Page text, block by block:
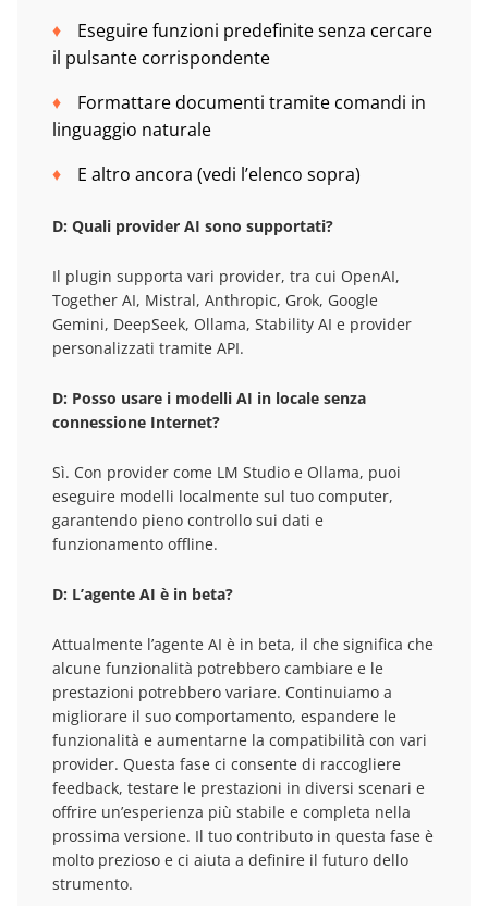
Eseguire funzioni predefinite senza cercare
il pulsante corrispondente
Formattare documenti tramite comandi in
linguaggio naturale
E altro ancora (vedi l’elenco sopra)
D: Quali provider AI sono supportati?
Il plugin supporta vari provider, tra cui OpenAI,
Together AI, Mistral, Anthropic, Grok, Google
Gemini, DeepSeek, Ollama, Stability AI e provider
personalizzati tramite API.
D: Posso usare i modelli AI in locale senza
connessione Internet?
Sì. Con provider come LM Studio e Ollama, puoi
eseguire modelli localmente sul tuo computer,
garantendo pieno controllo sui dati e
funzionamento offline.
D: L’agente AI è in beta?
Attualmente l’agente AI è in beta, il che significa che
alcune funzionalità potrebbero cambiare e le
prestazioni potrebbero variare. Continuiamo a
migliorare il suo comportamento, espandere le
funzionalità e aumentarne la compatibilità con vari
provider. Questa fase ci consente di raccogliere
feedback, testare le prestazioni in diversi scenari e
offrire un’esperienza più stabile e completa nella
prossima versione. Il tuo contributo in questa fase è
molto prezioso e ci aiuta a definire il futuro dello
strumento.